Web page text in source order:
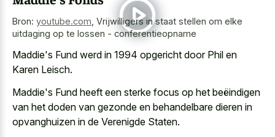
Bron: youtube.com Vrijwilligers in staat stellen om elke
uitdaging op te lossen - conferentieopname
Maddie's Fund werd in 1994 opgericht door Phil en
Karen Leisch.
Maddie's Fund heeft een sterke focus op het beëindigen
van het doden van gezonde en behandelbare dieren in
opvanghuizen in de Verenigde Staten.